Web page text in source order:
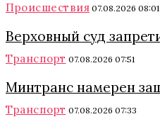
Происшествия 07.08.2026 08:01
Верховный суд
Транспорт 07.08.2026 07:51
Минтранс намерен
Транспорт 07.08.2026 07:33